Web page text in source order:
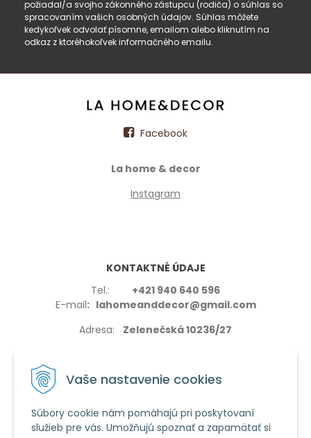
Vaše nastavenie cookies
Súbory cookie nám pomáhajú pri poskytovaní
služieb pre vás. Umožňujú spoznať a zapamätať si
požiadal/a svojho zákonného zástupcu (rodiča) o súhlas so
spracovaním vašich osobných údajov. Súhlas môžete
kedykoľvek odvolať písomne, emailom alebo kliknutím na
odkaz z ktoréhokoľvek informačného emailu.
Facebook
La home & decor
Instagram
KONTAKTNÉ ÚDAJE
Tel.: +421 940 640 596
E-mail: lahomeanddecor@gmail.com
Adresa: Zelenečská 10236/27
VŠETKO O NÁKUPE